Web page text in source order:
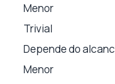
Menor
Trivial
Depende do
Menor